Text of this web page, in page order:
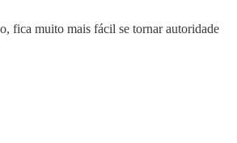
fica muito mais fácil se tornar autoridade